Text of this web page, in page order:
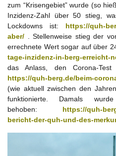
zum “Krisengebiet” wurde (so
Inzidenz-Zahl über 50 stieg,
Lockdowns ist: https://quh-
aber/
. Stellenweise stieg der
errechnete Wert sogar auf über
tage-inzidenz-in-berg-erreicht-
das Anlass, den Corona-
https://quh-berg.de/beim-
(wie aktuell zwischen den
funktionierte. Damals
behoben: https://quh-
bericht-der-quh-und-des-